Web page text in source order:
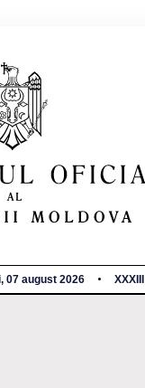
07 august 2026 XXXIII